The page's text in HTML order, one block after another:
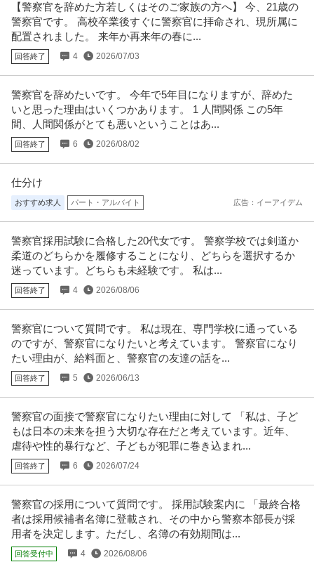
【警察官を辞めた方若しくはそのご家族の方へ】 今、21歳の
警察官です。 高校卒業後すぐに警察官に拝命され、現所属に
配置されました。 来年か再来年の春に...
回答終了 4 2026/07/03
警察官を辞めたいです。 今年で5年目になりますが、辞めた
いと思った理由はいくつかあります。 1 人間関係 この5年
間、人間関係がとても悪いということはあ...
回答終了 6 2026/08/02
仕分け
おすすめ求人 パート・アルバイト 広告：イーアイデム
警察官採用試験に合格した20代女です。 警察学校では剣道か
柔道のどちらかを履修することになり、どちらを選択するか
迷っています。どちらも未経験です。 私は...
回答終了 4 2026/08/06
警察官について質問です。 私は現在、専門学校に通っている
のですが、警察官になりたいと考えています。 警察官になり
たい理由が、給料面と、警察官の友達の話を...
回答終了 5 2026/06/13
警察官の面接で警察官になりたい理由に対して 「私は、子ど
もは日本の未来を担う大切な存在だと考えています。近年、
虐待や性的暴行など、子どもが犯罪に巻き込まれ...
回答終了 6 2026/07/24
警察官の採用について質問です。 採用試験案内に 「最終合格
者は採用候補者名簿に登載され、その中から警察本部長が採
用者を決定します。ただし、名簿の有効期間は...
回答受付中 4 2026/08/06